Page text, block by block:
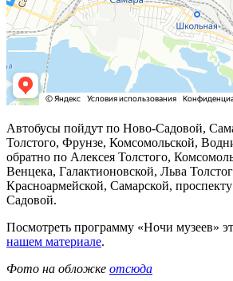
Автобусы пойдут по Ново-Садовой,
Толстого, Фрунзе, Комсомольской,
обратно по Алексея Толстого,
Венцека, Галактионовской, Льва
Красноармейской, Самарской,
Садовой.
Посмотреть программу «Ночи музеев»
нашем материале.
Фото на обложке отсюда